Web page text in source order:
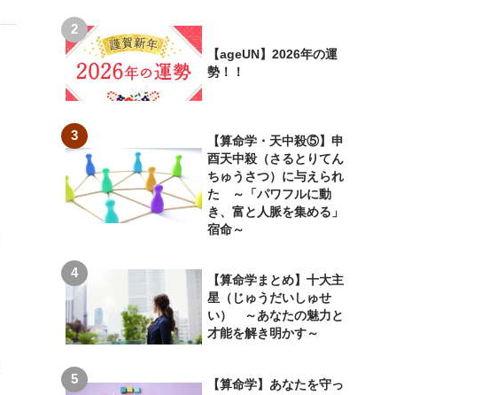
【ageUN】2026年の運
勢！！
【算命学・天中殺⑤】申
酉天中殺（さるとりてん
ちゅうさつ）に与えられ
た ～「パワフルに動
き、富と人脈を集める」
宿命～
【算命学まとめ】十大主
星（じゅうだいしゅせ
い） ～あなたの魅力と
才能を解き明かす～
【算命学】あなたを守っ